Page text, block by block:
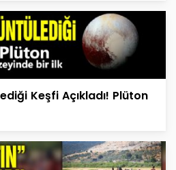
Keşfi Açıkladı! Plüton